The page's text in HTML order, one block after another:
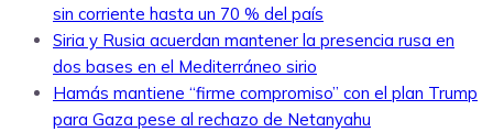
sin corriente hasta un 70 % del país
Siria y Rusia acuerdan mantener la presencia rusa en
dos bases en el Mediterráneo sirio
Hamás mantiene “firme compromiso” con el plan Trump
para Gaza pese al rechazo de Netanyahu